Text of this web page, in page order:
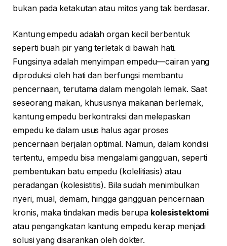
bukan pada ketakutan atau mitos yang tak berdasar.
Kantung empedu adalah organ kecil berbentuk
seperti buah pir yang terletak di bawah hati.
Fungsinya adalah menyimpan empedu—cairan yang
diproduksi oleh hati dan berfungsi membantu
pencernaan, terutama dalam mengolah lemak. Saat
seseorang makan, khususnya makanan berlemak,
kantung empedu berkontraksi dan melepaskan
empedu ke dalam usus halus agar proses
pencernaan berjalan optimal. Namun, dalam kondisi
tertentu, empedu bisa mengalami gangguan, seperti
pembentukan batu empedu (kolelitiasis) atau
peradangan (kolesistitis). Bila sudah menimbulkan
nyeri, mual, demam, hingga gangguan pencernaan
kronis, maka tindakan medis berupa kolesistektomi
atau pengangkatan kantung empedu kerap menjadi
solusi yang disarankan oleh dokter.